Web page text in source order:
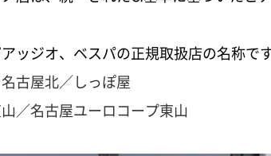
ッジオ、ベスパの正規取扱店の名称です
古屋北／しっぽ屋
／名古屋ユーロコープ東山